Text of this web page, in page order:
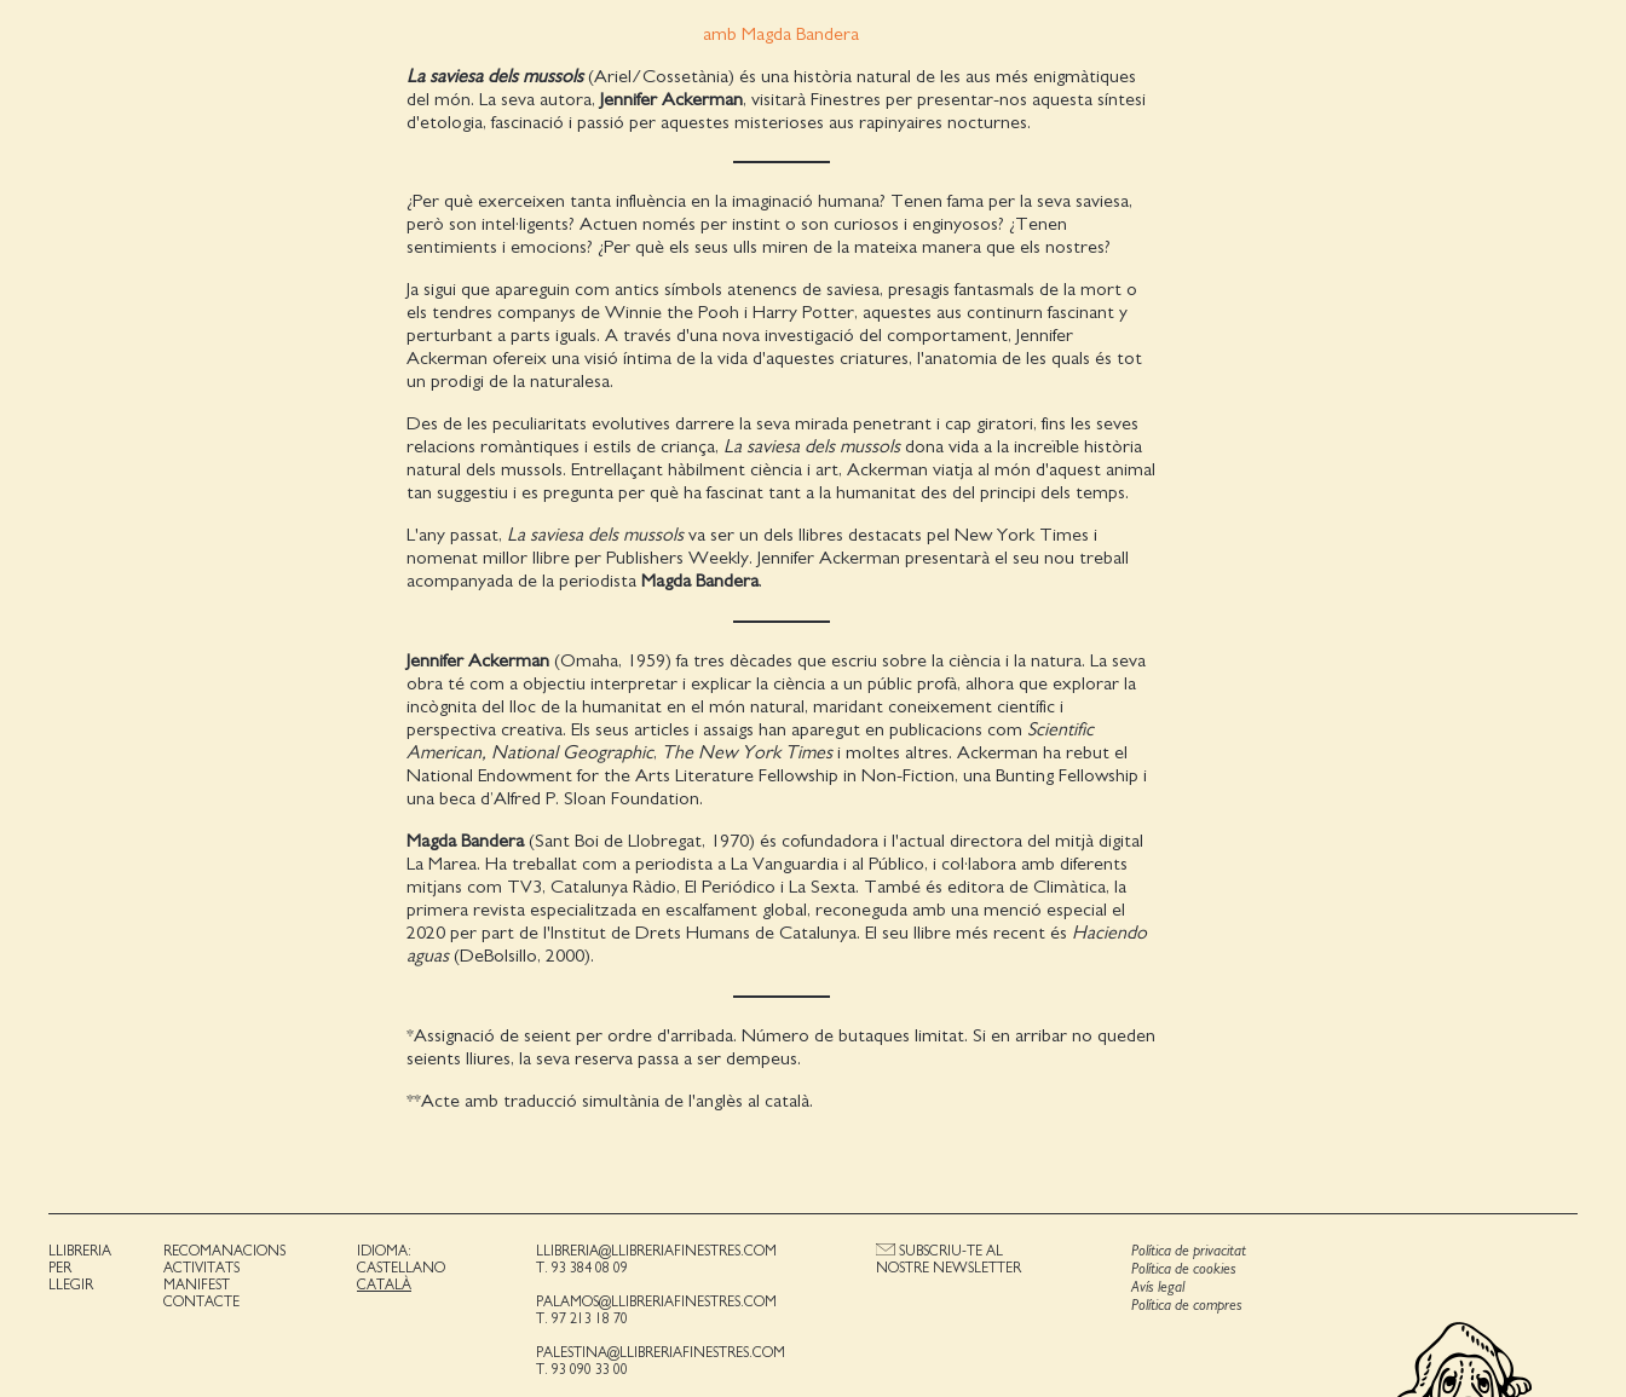
amb Magda Bandera
La saviesa dels mussols (Ariel/Cossetània) és una història natural de les aus més enigmàtiques
del món. La seva autora, Jennifer Ackerman, visitarà Finestres per presentar-nos aquesta síntesi
d'etologia, fascinació i passió per aquestes misterioses aus rapinyaires nocturnes.
¿Per què exerceixen tanta influència en la imaginació humana? Tenen fama per la seva saviesa,
però son intel·ligents? Actuen només per instint o son curiosos i enginyosos? ¿Tenen
sentimients i emocions? ¿Per què els seus ulls miren de la mateixa manera que els nostres?
Ja sigui que apareguin com antics símbols atenencs de saviesa, presagis fantasmals de la mort o
els tendres companys de Winnie the Pooh i Harry Potter, aquestes aus continurn fascinant y
perturbant a parts iguals. A través d'una nova investigació del comportament, Jennifer
Ackerman ofereix una visió íntima de la vida d'aquestes criatures, l'anatomia de les quals és tot
un prodigi de la naturalesa.
Des de les peculiaritats evolutives darrere la seva mirada penetrant i cap giratori, fins les seves
relacions romàntiques i estils de criança, La saviesa dels mussolsdona vida a la increïble història
natural dels mussols. Entrellaçant hàbilment ciència i art, Ackerman viatja al món d'aquest animal
tan suggestiu i es pregunta per què ha fascinat tant a la humanitat des del principi dels temps.
L'any passat, La saviesa dels mussolsva ser un dels llibres destacats pel New York Times i
nomenat millor llibre per Publishers Weekly. Jennifer Ackerman presentarà el seu nou treball
acompanyada de la periodista Magda Bandera.
Jennifer Ackerman(Omaha, 1959) fa tres dècades que escriu sobre la ciència i la natura. La seva
obra té com a objectiu interpretar i explicar la ciència a un públic profà, alhora que explorar la
incògnita del lloc de la humanitat en el món natural, maridant coneixement científic i
perspectiva creativa. Els seus articles i assaigs han aparegut en publicacions com Scientific
American, National Geographic, The New York Timesi moltes altres. Ackerman ha rebut el
National Endowment for the Arts Literature Fellowship in Non-Fiction, una Bunting Fellowship i
una beca d’Alfred P. Sloan Foundation.
Magda Bandera(Sant Boi de Llobregat, 1970) és cofundadora i l'actual directora del mitjà digital
La Marea. Ha treballat com a periodista a La Vanguardia i al Público, i col·labora amb diferents
mitjans com TV3, Catalunya Ràdio, El Periódico i La Sexta. També és editora de Climàtica, la
primera revista especialitzada en escalfament global, reconeguda amb una menció especial el
2020 per part de l'Institut de Drets Humans de Catalunya. El seu llibre més recent és Haciendo
aguas(DeBolsillo, 2000).
*Assignació de seient per ordre d'arribada. Número de butaques limitat. Si en arribar no queden
seients lliures, la seva reserva passa a ser dempeus.
**Acte amb traducció simultània de l'anglès al català.
LLIBRERIA
PER
LLEGIR
RECOMANACIONS
ACTIVITATS
MANIFEST
CONTACTE
IDIOMA:
CASTELLANO
CATALÀ
LLIBRERIA@LLIBRERIAFINESTRES.COM
T. 93 384 08 09
PALAMOS@LLIBRERIAFINESTRES.COM
T. 97 213 18 70
PALESTINA@LLIBRERIAFINESTRES.COM
T. 93 090 33 00
SUBSCRIU-TE AL
NOSTRE NEWSLETTER
Política de privacitat
Política de cookies
Avís legal
Política de compres